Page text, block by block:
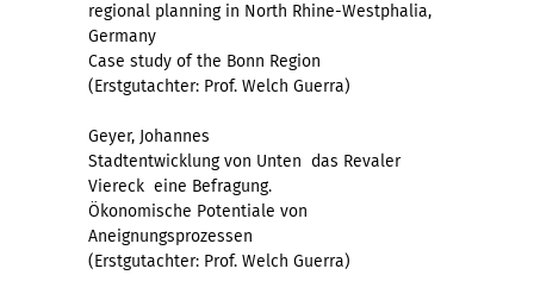
regional planning in North Rhine-Westphalia,
Germany
Case study of the Bonn Region
(Erstgutachter: Prof. Welch Guerra)
Geyer, Johannes
Stadtentwicklung von Unten  das Revaler
Viereck  eine Befragung.
Ökonomische Potentiale von
Aneignungsprozessen
(Erstgutachter: Prof. Welch Guerra)